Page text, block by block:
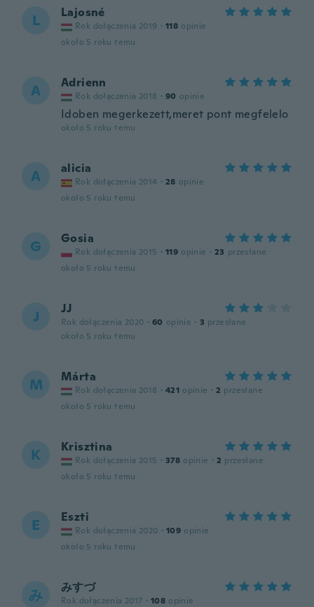
L Lajosné
Rok dołączenia 2019 · 118 opinie
około 5 roku temu
A Adrienn
Rok dołączenia 2018 · 90 opinie
Idoben megerkezett,meret pont megfelelo
około 5 roku temu
A alicia
Rok dołączenia 2014 · 28 opinie
około 5 roku temu
G Gosia
Rok dołączenia 2015 · 119 opinie · 23 przesłane
około 5 roku temu
J JJ
Rok dołączenia 2020 · 60 opinie · 3 przesłane
około 5 roku temu
M Márta
Rok dołączenia 2018 · 421 opinie · 2 przesłane
około 5 roku temu
K Krisztina
Rok dołączenia 2015 · 378 opinie · 2 przesłane
około 5 roku temu
E Eszti
Rok dołączenia 2020 · 109 opinie
około 5 roku temu
み みすづ
Rok dołączenia 2017 · 108 opinie